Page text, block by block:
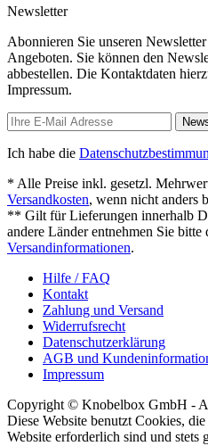
Newsletter
Abonnieren Sie unseren
Angeboten. Sie können den
abbestellen. Die Kontaktdaten
Impressum.
Ich habe die
* Alle Preise inkl. gesetzl.
Versandkosten, wenn nicht anders
** Gilt für Lieferungen innerhalb
andere Länder entnehmen Sie bitte
Versandinformationen.
Hilfe / FAQ
Kontakt
Zahlung und Versand
Widerrufsrecht
Datenschutzerklärung
AGB und
Impressum
Copyright © Knobelbox GmbH -
Diese Website benutzt Cookies,
Website erforderlich sind und stets